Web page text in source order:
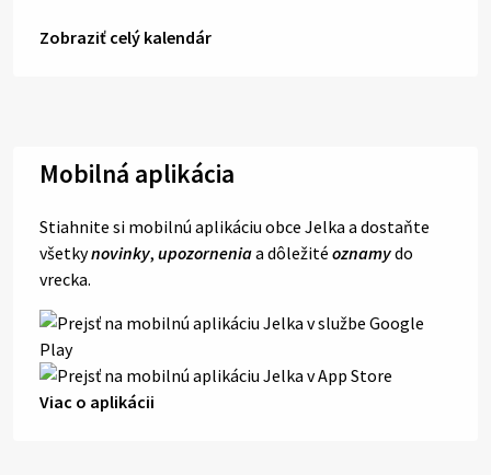
Zobraziť celý kalendár
Mobilná aplikácia
Stiahnite si mobilnú aplikáciu obce Jelka a dostaňte
všetkynovinky, upozorneniaa dôležité oznamydo
vrecka.
Viac o aplikácii